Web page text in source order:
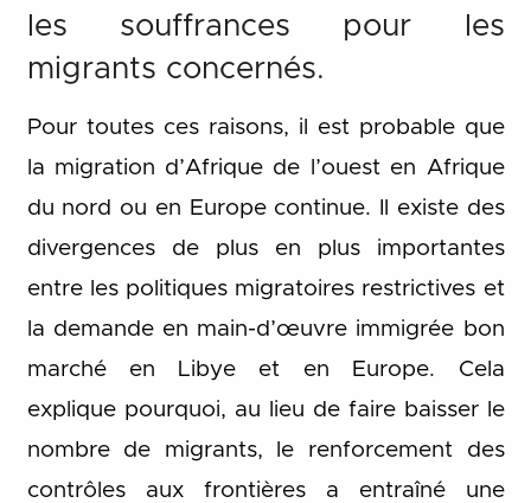
les souffrances pour les
migrants concernés.
Pour toutes ces raisons, il est probable que
la migration d’Afrique de l’ouest en Afrique
du nord ou en Europe continue. Il existe des
divergences de plus en plus importantes
entre les politiques migratoires restrictives et
la demande en main-d’œuvre immigrée bon
marché en Libye et en Europe. Cela
explique pourquoi, au lieu de faire baisser le
nombre de migrants, le renforcement des
contrôles aux frontières a entraîné une